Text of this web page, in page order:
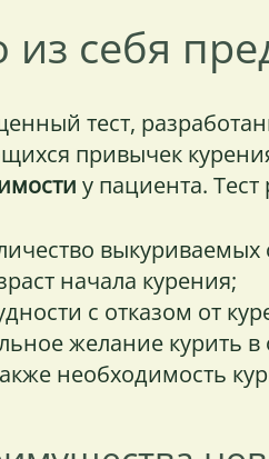
из себя
тест,
привычек
у пациента. Тест
выкуриваемых
начала курения;
с отказом от
желание курить
необходимость